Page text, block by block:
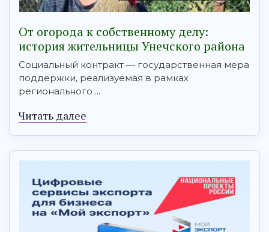
От огорода к собственному делу:
история жительницы Унечского района
Социальный контракт — государственная мера
поддержки, реализуемая в рамках
регионального ...
Читать далее